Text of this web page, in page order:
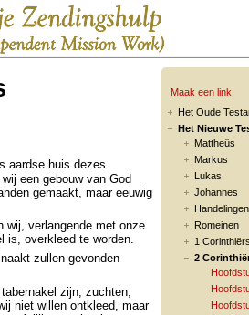
Maak een link
Het Oude
Het Nieuwe
Mattheüs
Markus
Lukas
Johannes
Handelingen
Romeinen
1
2
aardse huis dezes
een gebouw van God
gemaakt, maar eeuwig
wij, verlangende met onze
is, overkleed te worden.
zullen gevonden
zijn, zuchten,
niet willen ontkleed, maar